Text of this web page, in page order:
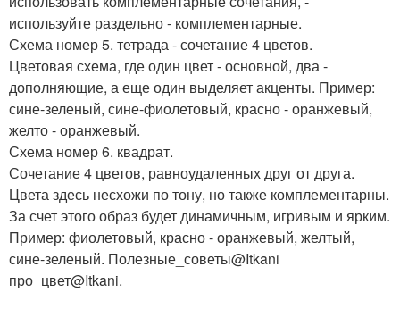
используйте раздельно - комплементарные.
Схема номер 5. тетрада - сочетание 4 цветов.
Цветовая схема, где один цвет - основной, два -
дополняющие, а еще один выделяет акценты. Пример:
сине-зеленый, сине-фиолетовый, красно - оранжевый,
желто - оранжевый.
Схема номер 6. квадрат.
Сочетание 4 цветов, равноудаленных друг от друга.
Цвета здесь несхожи по тону, но также комплементарны.
За счет этого образ будет динамичным, игривым и ярким.
Пример: фиолетовый, красно - оранжевый, желтый,
сине-зеленый. Полезные_советы@Itkani
про_цвет@Itkani.